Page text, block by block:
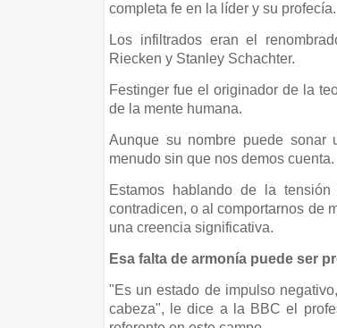
completa fe en la líder y su profecía.
Los infiltrados eran el
Riecken y Stanley Schachter.
Festinger fue el originador de la
de la mente humana.
Aunque su nombre puede sonar
menudo sin que nos demos cuenta.
Estamos hablando de la
contradicen, o al comportarnos de
una creencia significativa.
Esa falta de armonía puede ser
"Es un estado de impulso
cabeza", le dice a la BBC el